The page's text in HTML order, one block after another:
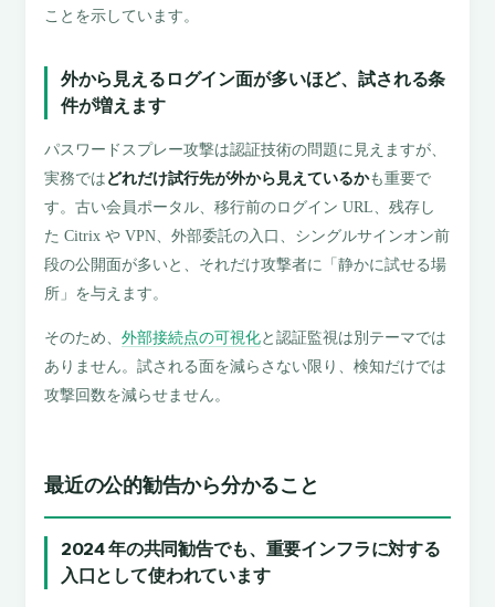
ことを示しています。
外から見えるログイン面が多いほど、試される条
件が増えます
パスワードスプレー攻撃は認証技術の問題に見えますが、
実務では どれだけ試行先が外から見えているかも重要で
す。古い会員ポータル、移行前のログイン URL、残存し
た Citrix や VPN、外部委託の入口、シングルサインオン前
段の公開面が多いと、それだけ攻撃者に「静かに試せる場
所」を与えます。
そのため、外部接続点の可視化と認証監視は別テーマでは
ありません。試される面を減らさない限り、検知だけでは
攻撃回数を減らせません。
最近の公的勧告から分かること
2024 年の共同勧告でも、重要インフラに対する
入口として使われています